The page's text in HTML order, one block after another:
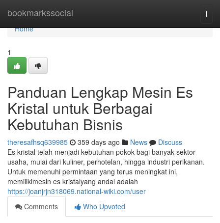
bookmarkssocial
Home
Home
1
Panduan Lengkap Mesin Es
Kristal untuk Berbagai
Kebutuhan Bisnis
theresafhsq639985 359 days ago News
Discuss
Es kristal telah menjadi kebutuhan pokok bagi banyak sektor
usaha, mulai dari kuliner, perhotelan, hingga industri perikanan.
Untuk memenuhi permintaan yang terus meningkat ini,
memilikimesin es kristalyang andal adalah
https://joanjrjn318069.national-wiki.com/user
Comments
Who Upvoted